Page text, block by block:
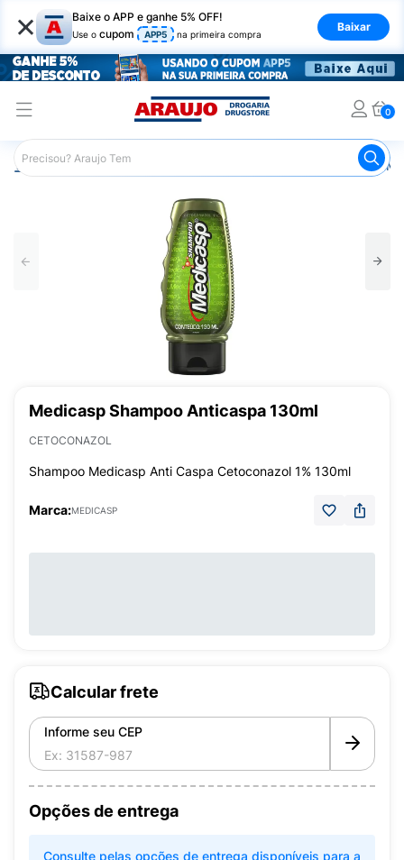
× Baixe o APP e ganhe 5% OFF!
Use o cupom APP5 na primeira compra
Baixar
0
Araujo Cabelo Cabelos com Caspa
Medicasp Shampoo Anticaspa 130ml
CETOCONAZOL
Shampoo Medicasp Anti Caspa Cetoconazol 1% 130ml
Marca:MEDICASP
Calcular frete
Informe seu CEP
Opções de entrega
Consulte pelas opções de entrega disponíveis para a